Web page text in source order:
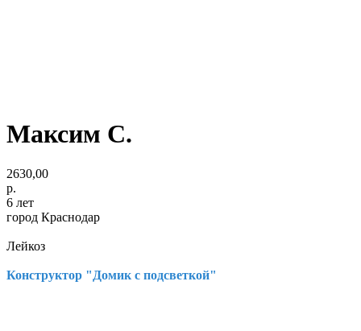
Максим С.
2630,00
р.
6 лет
город Краснодар
Лейкоз
Конструктор "Домик с подсветкой"